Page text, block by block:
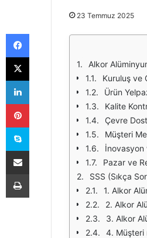
23 Temmuz 2025
Alkor
Kuruluş ve
Ürün
Kalite
Çevre
Müşteri
İnovasyon
Pazar ve
SSS (Sıkça
1. Alkor
2. Alkor
3. Alkor
4. Müşteri
Facebook
X
LinkedIn
Pinterest
Skype
E-Posta ile paylaş